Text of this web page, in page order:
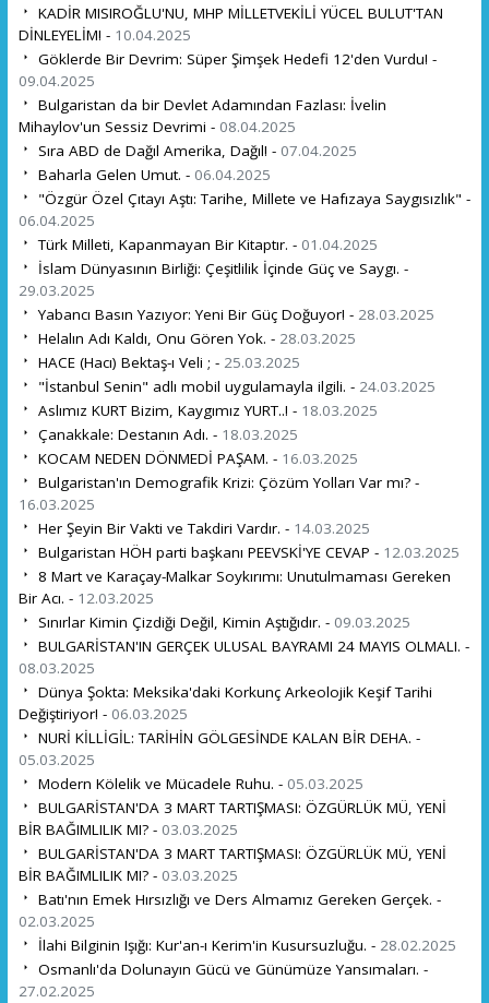
KADİR MISIROĞLU'NU, MHP MİLLETVEKİLİ YÜCEL BULUT'TAN
DİNLEYELİM! - 10.04.2025
Göklerde Bir Devrim: Süper Şimşek Hedefi 12'den Vurdu! -
09.04.2025
Bulgaristan da bir Devlet Adamından Fazlası: İvelin
Mihaylov'un Sessiz Devrimi - 08.04.2025
Sıra ABD de Dağıl Amerika, Dağıl! - 07.04.2025
Baharla Gelen Umut. - 06.04.2025
"Özgür Özel Çıtayı Aştı: Tarihe, Millete ve Hafızaya Saygısızlık" -
06.04.2025
Türk Milleti, Kapanmayan Bir Kitaptır. - 01.04.2025
İslam Dünyasının Birliği: Çeşitlilik İçinde Güç ve Saygı. -
29.03.2025
Yabancı Basın Yazıyor: Yeni Bir Güç Doğuyor! - 28.03.2025
Helalın Adı Kaldı, Onu Gören Yok. - 28.03.2025
HACE (Hacı) Bektaş-ı Veli ; - 25.03.2025
"İstanbul Senin" adlı mobil uygulamayla ilgili. - 24.03.2025
Aslımız KURT Bizim, Kaygımız YURT..! - 18.03.2025
Çanakkale: Destanın Adı. - 18.03.2025
KOCAM NEDEN DÖNMEDİ PAŞAM. - 16.03.2025
Bulgaristan'ın Demografik Krizi: Çözüm Yolları Var mı? -
16.03.2025
Her Şeyin Bir Vakti ve Takdiri Vardır. - 14.03.2025
Bulgaristan HÖH parti başkanı PEEVSKİ'YE CEVAP - 12.03.2025
8 Mart ve Karaçay-Malkar Soykırımı: Unutulmaması Gereken
Bir Acı. - 12.03.2025
Sınırlar Kimin Çizdiği Değil, Kimin Aştığıdır. - 09.03.2025
BULGARİSTAN'IN GERÇEK ULUSAL BAYRAMI 24 MAYIS OLMALI. -
08.03.2025
Dünya Şokta: Meksika'daki Korkunç Arkeolojik Keşif Tarihi
Değiştiriyor! - 06.03.2025
NURİ KİLLİGİL: TARİHİN GÖLGESİNDE KALAN BİR DEHA. -
05.03.2025
Modern Kölelik ve Mücadele Ruhu. - 05.03.2025
BULGARİSTAN'DA 3 MART TARTIŞMASI: ÖZGÜRLÜK MÜ, YENİ
BİR BAĞIMLILIK MI? - 03.03.2025
BULGARİSTAN'DA 3 MART TARTIŞMASI: ÖZGÜRLÜK MÜ, YENİ
BİR BAĞIMLILIK MI? - 03.03.2025
Batı'nın Emek Hırsızlığı ve Ders Almamız Gereken Gerçek. -
02.03.2025
İlahi Bilginin Işığı: Kur'an-ı Kerim'in Kusursuzluğu. - 28.02.2025
Osmanlı'da Dolunayın Gücü ve Günümüze Yansımaları. -
27.02.2025